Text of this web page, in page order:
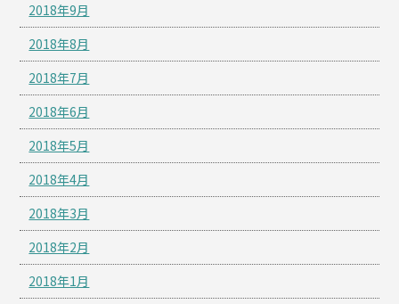
2018年9月
2018年8月
2018年7月
2018年6月
2018年5月
2018年4月
2018年3月
2018年2月
2018年1月